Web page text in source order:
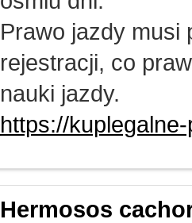
Prawo jazdy musi
rejestracji, co
nauki jazdy.
https://
Hermosos